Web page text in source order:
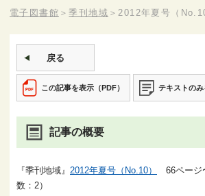
電子図書館 ＞季刊地域 ＞2012年夏号（
戻る
この記事を表示（PDF） テキストの
記事の概要
『季刊地域』 2012年夏号（No.10）
66ページ
数：2）